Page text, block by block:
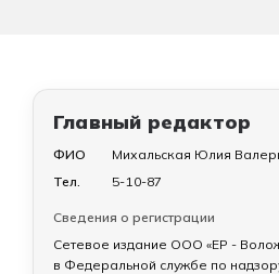
Главный редактор
ФИО
Михальская Юлия
Тел.
5-10-87
Сведения о регистрации
Сетевое издание ООО «ЕР -
в Федеральной службе по